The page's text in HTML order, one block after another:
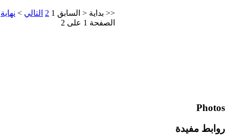
<< بداية < السابق 1
2 التالي > نهاية
الصفحة 1 على 2
Photos
روابط مفيدة